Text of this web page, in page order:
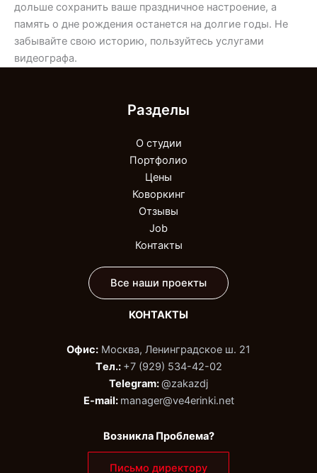
дольше сохранить ваше праздничное настроение, а
память о дне рождения останется на долгие годы. Не
забывайте свою историю, пользуйтесь услугами
видеографа.
Разделы
О студии
Портфолио
Цены
Коворкинг
Отзывы
Job
Контакты
Все наши проекты
КОНТАКТЫ
Офис: Москва, Ленинградское ш. 21
Tел.: +7 (929) 534-42-02‬
Telegram:@zakazdj‬
E-mail: manager@ve4erinki.net
Возникла Проблема?
Письмо директору